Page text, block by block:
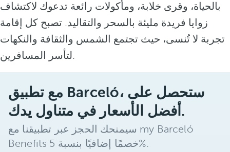
بالحياة، وقرى خلابة، ومأكولات رائعة تدعوك لاكتشاف
زوايا فريدة مليئة بالسحر والتقاليد. تصبح كل إقامة
تجربة لا تُنسى، حيث تجتمع الشمس والثقافة والنكهات
لتأسر المسافرين.
مع تطبيق Barceló، ستحصل على
أفضل الأسعار في متناول يدك.
سيمنحك الحجز عبر تطبيقنا مع my Barceló
Benefits خصمًا إضافيًا بنسبة 5%.
ا
ل